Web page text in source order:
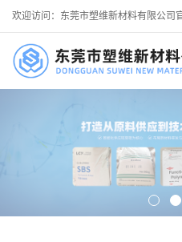
欢迎访问：东莞市塑维新材料有限公司